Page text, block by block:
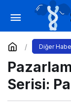
Diğer
Serisi:
Odaklı
Yorum Yap